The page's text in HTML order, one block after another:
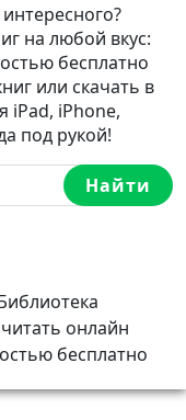
на любой вкус:
бесплатно
или скачать в
iPad, iPhone,
под рукой!
Найти
онлайн
бесплатно